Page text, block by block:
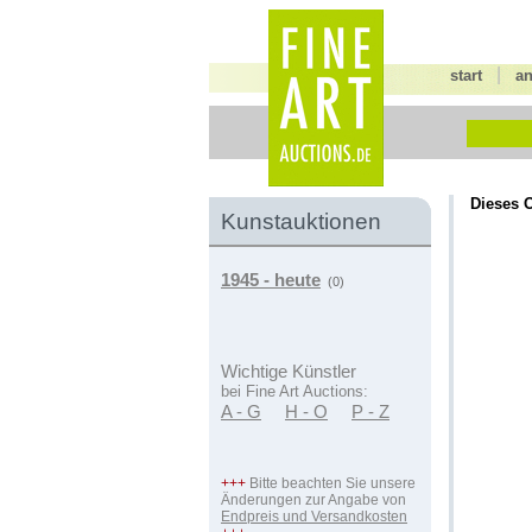
start
Kunstauktionen
1945 - heute (0)
Wichtige Künstler
bei Fine Art Auctions:
A - G H - O P - Z
+++ Bitte beachten Sie unsere
Änderungen zur Angabe von
Endpreis und Versandkosten
Dieses